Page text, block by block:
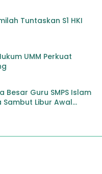
Tuntaskan S1 HKI
UMM Perkuat
Besar Guru SMPS Islam
Sambut Libur Awal